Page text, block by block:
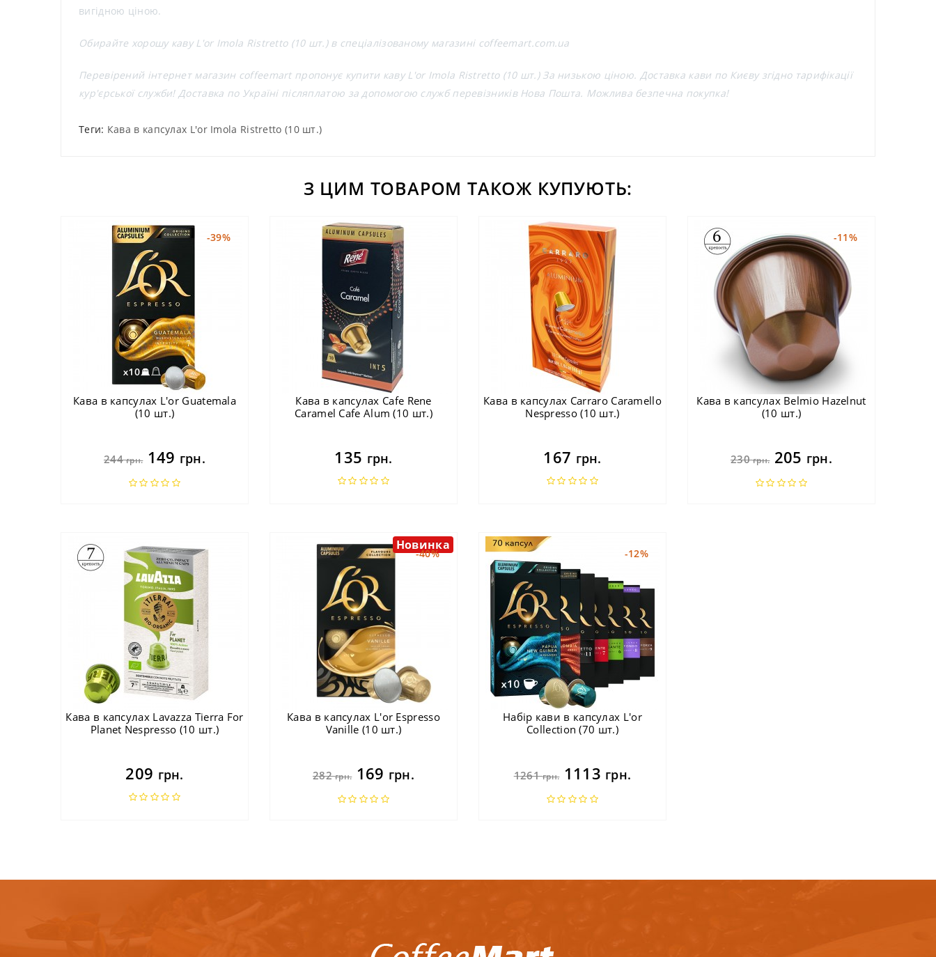
вигідною ціною.
Обирайте хорошу каву L'or Imola Ristretto (10 шт.) в спеціалізованому магазині coffeemart.com.ua
Перевірений інтернет магазин coffeemart пропонує купити каву L'or Imola Ristretto (10 шт.) За низькою ціною. Доставка кави по Києву згідно тарифікації
кур'єрської служби! Доставка по Україні післяплатою за допомогою служб перевізників Нова Пошта. Можлива безпечна покупка!
Теги: Кава в капсулах L'or Imola Ristretto (10 шт.)
З ЦИМ ТОВАРОМ ТАКОЖ КУПУЮТЬ:
-39%
Кава в капсулах L'or Guatemala
(10 шт.)
244грн.149 грн.
Кава в капсулах Cafe Rene
Caramel Cafe Alum (10 шт.)
135 грн.
Кава в капсулах Carraro Caramello
Nespresso (10 шт.)
167 грн.
-11%
Кава в капсулах Belmio Hazelnut
(10 шт.)
230грн.205 грн.
Кава в капсулах Lavazza Tierra For
Planet Nespresso (10 шт.)
209 грн.
-40%
Новинка
Кава в капсулах L'or Espresso
Vanille (10 шт.)
282грн.169 грн.
-12%
Набір кави в капсулах L'or
Collection (70 шт.)
1261грн.1113 грн.